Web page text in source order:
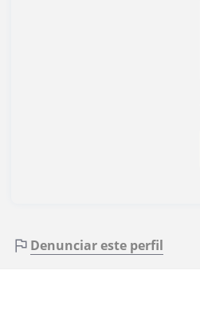
Denunciar este perfil